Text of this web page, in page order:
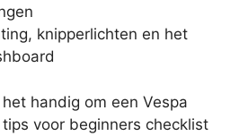
knipperlichten en het
handig om een Vespa
voor beginners checklist